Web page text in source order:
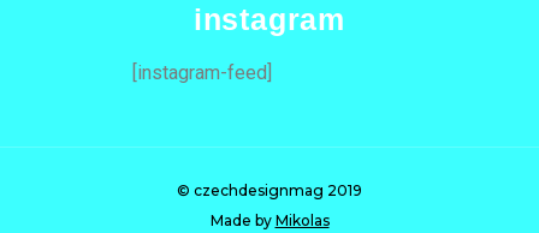
instagram
[instagram-feed]
© czechdesignmag 2019
Made by Mikolas